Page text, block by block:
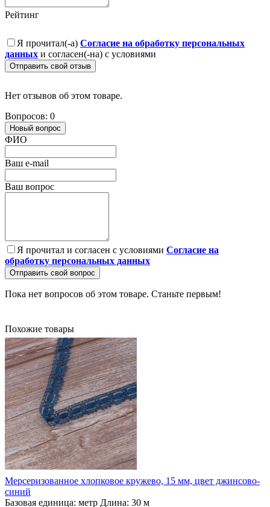
Рейтинг
Я прочитал(-а) Согласие на обработку персональных
данных и согласен(-на) с условиями
Отправить свой отзыв
Нет отзывов об этом товаре.
Вопросов: 0
Новый вопрос
ФИО
Ваш e-mail
Ваш вопрос
Я прочитал и согласен с условиями Согласие на
обработку персональных данных
Отправить свой вопрос
Пока нет вопросов об этом товаре. Станьте первым!
Похожие товары
Мерсеризованное хлопковое кружево, 15 мм, цвет джинсово-
синий
Базовая единица: метр Длина: 30 м